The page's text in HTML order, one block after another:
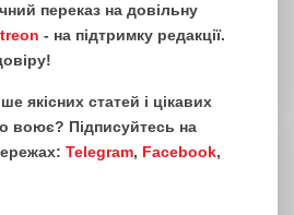
переказ на довільну
- на підтримку редакції.
якісних статей і цікавих
воює? Підписуйтесь на
Telegram, Facebook,